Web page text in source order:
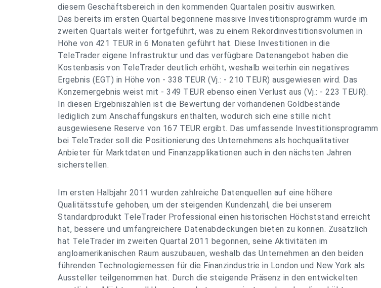
diesem Geschäftsbereich in den kommenden Quartalen positiv auswirken.
Das bereits im ersten Quartal begonnene massive Investitionsprogramm wurde im
zweiten Quartals weiter fortgeführt, was zu einem Rekordinvestitionsvolumen in
Höhe von 421 TEUR in 6 Monaten geführt hat. Diese Investitionen in die
TeleTrader eigene Infrastruktur und das verfügbare Datenangebot haben die
Kostenbasis von TeleTrader deutlich erhöht, weshalb weiterhin ein negatives
Ergebnis (EGT) in Höhe von - 338 TEUR (Vj.: - 210 TEUR) ausgewiesen wird. Das
Konzernergebnis weist mit - 349 TEUR ebenso einen Verlust aus (Vj.: - 223 TEUR).
In diesen Ergebniszahlen ist die Bewertung der vorhandenen Goldbestände
lediglich zum Anschaffungskurs enthalten, wodurch sich eine stille nicht
ausgewiesene Reserve von 167 TEUR ergibt. Das umfassende Investitionsprogramm
bei TeleTrader soll die Positionierung des Unternehmens als hochqualitativer
Anbieter für Marktdaten und Finanzapplikationen auch in den nächsten Jahren
sicherstellen.
Im ersten Halbjahr 2011 wurden zahlreiche Datenquellen auf eine höhere
Qualitätsstufe gehoben, um der steigenden Kundenzahl, die bei unserem
Standardprodukt TeleTrader Professional einen historischen Höchststand erreicht
hat, bessere und umfangreichere Datenabdeckungen bieten zu können. Zusätzlich
hat TeleTrader im zweiten Quartal 2011 begonnen, seine Aktivitäten im
angloamerikanischen Raum auszubauen, weshalb das Unternehmen an den beiden
führenden Technologiemessen für die Finanzindustrie in London und New York als
Aussteller teilgenommen hat. Durch die steigende Präsenz in den entwickelten